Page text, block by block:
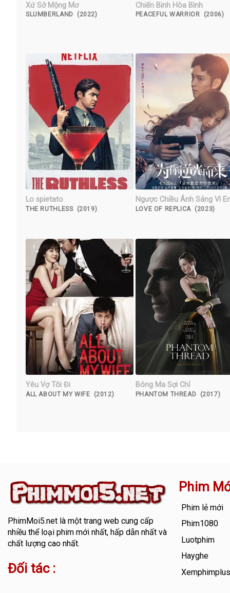
Xứ Sở Mộng Mơ
SLUMBERLAND (2022)
Chiến Binh Hòa Bình
PEACEFUL WARRIOR (2006)
Lo spietato
THE RUTHLESS (2019)
Ngược Chiều Ánh Sáng Vì
LOVE OF REPLICA (2023)
Yêu Vợ Tôi Đi
ALL ABOUT MY WIFE (2012)
Bóng Ma Sợi Chỉ
PHANTOM THREAD (2017)
PhimMoi5.netlà một trang web cung cấp
nhiều thể loại phim mới nhất, hấp dẫn nhất và
chất lượng cao nhất.
Đối tác :
Phim
Phim lẻ mới
Phim1080
Luotphim
Hayghe